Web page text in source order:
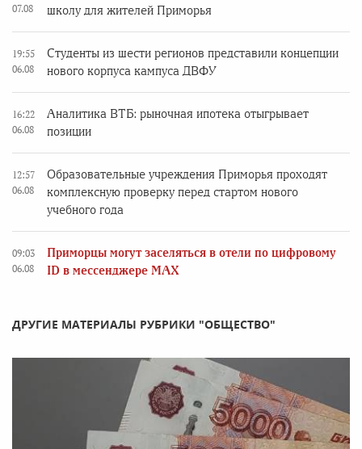
07.08
школу для жителей Приморья
19:55
06.08
Студенты из шести регионов представили концепции
нового корпуса кампуса ДВФУ
16:22
06.08
Аналитика ВТБ: рыночная ипотека отыгрывает
позиции
12:57
06.08
Образовательные учреждения Приморья проходят
комплексную проверку перед стартом нового
учебного года
09:03
06.08
Приморцы могут заселяться в отели по цифровому
ID в мессенджере MAX
ДРУГИЕ МАТЕРИАЛЫ РУБРИКИ "ОБЩЕСТВО"